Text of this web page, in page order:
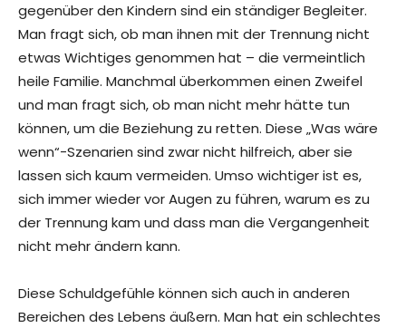
gegenüber den Kindern sind ein ständiger Begleiter.
Man fragt sich, ob man ihnen mit der Trennung nicht
etwas Wichtiges genommen hat – die vermeintlich
heile Familie. Manchmal überkommen einen Zweifel
und man fragt sich, ob man nicht mehr hätte tun
können, um die Beziehung zu retten. Diese „Was wäre
wenn“-Szenarien sind zwar nicht hilfreich, aber sie
lassen sich kaum vermeiden. Umso wichtiger ist es,
sich immer wieder vor Augen zu führen, warum es zu
der Trennung kam und dass man die Vergangenheit
nicht mehr ändern kann.
Diese Schuldgefühle können sich auch in anderen
Bereichen des Lebens äußern. Man hat ein schlechtes